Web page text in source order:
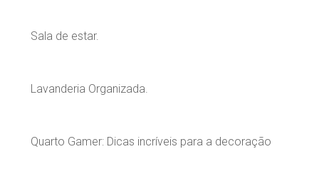
Sala de estar.
Lavanderia Organizada.
Quarto Gamer: Dicas incríveis para a decoração